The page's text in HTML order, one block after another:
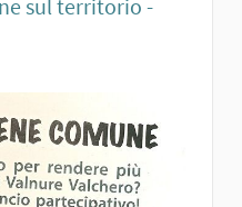
sul territorio -